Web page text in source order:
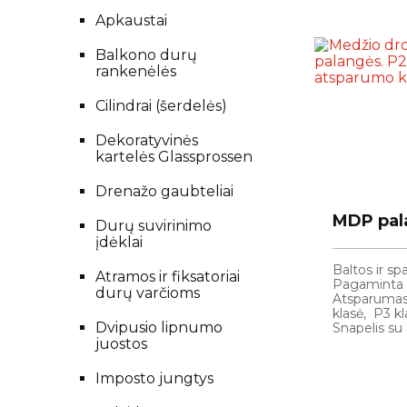
Apkaustai
Balkono durų
rankenėlės
Cilindrai (šerdelės)
Dekoratyvinės
kartelės Glassprossen
Drenažo gaubteliai
Durų suvirinimo
įdėklai
Atramos ir fiksatoriai
durų varčioms
Dvipusio lipnumo
juostos
Imposto jungtys
MDP
Baltos ir
Pagaminta
klasė, P3
Snapelis
MDP
Baltos ir
Pagaminta
klasė, P3
Snapelis